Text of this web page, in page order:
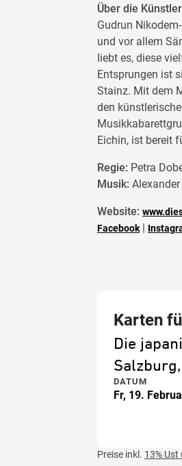
Über die
Gudrun
und vor allem
liebt es, diese
Entsprungen ist
Stainz. Mit dem
den
Eichin, ist bereit
Regie: Petra
Musik:
Website:
Facebook|
Karten
Die
DATUM
Fr, 19.
Preise inkl. 13% Ust